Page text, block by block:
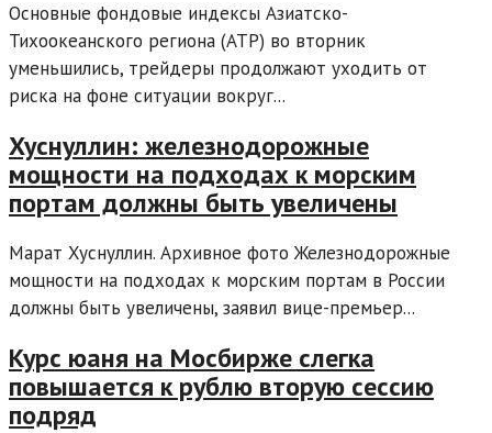
Основные фондовые индексы Азиатско-
Тихоокеанского региона (АТР) во вторник
уменьшились, трейдеры продолжают уходить от
риска на фоне ситуации вокруг...
Хуснуллин: железнодорожные
мощности на подходах к морским
портам должны быть увеличены
Марат Хуснуллин. Архивное фото Железнодорожные
мощности на подходах к морским портам в России
должны быть увеличены, заявил вице-премьер...
Курс юаня на Мосбирже слегка
повышается к рублю вторую сессию
подряд